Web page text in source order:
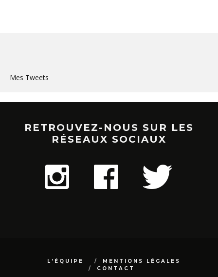
Mes Tweets
RETROUVEZ-NOUS SUR LES
RÉSEAUX SOCIAUX
L’ÉQUIPE
MENTIONS LÉGALES
CONTACT